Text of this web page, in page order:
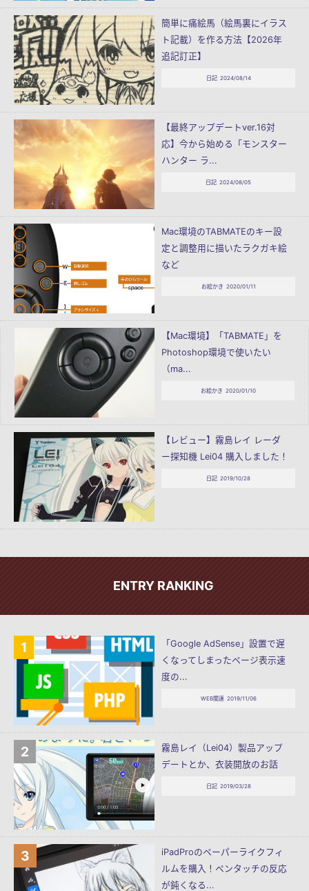
簡単に痛絵馬（絵馬裏にイラス
ト記載）を作る方法【2026年
追記訂正】
日記 2024/08/14
【最終アップデートver.16対
応】今から始める「モンスター
ハンター ラ...
日記 2024/08/05
Mac環境のTABMATEのキー設
定と調整用に描いたラクガキ絵
など
お絵かき 2020/01/11
【Mac環境】「TABMATE」を
Photoshop環境で使いたい
（ma...
お絵かき 2020/01/10
【レビュー】霧島レイ レーダ
ー探知機 Lei04 購入しました！
日記 2019/10/28
ENTRY RANKING
「Google AdSense」設置で遅
くなってしまったページ表示速
度の...
WEB関連 2019/11/06
霧島レイ（Lei04）製品アップ
デートとか、衣装開放のお話
日記 2019/03/28
iPadProのペーパーライクフィ
ルムを購入！ペンタッチの反応
が鈍くなる...